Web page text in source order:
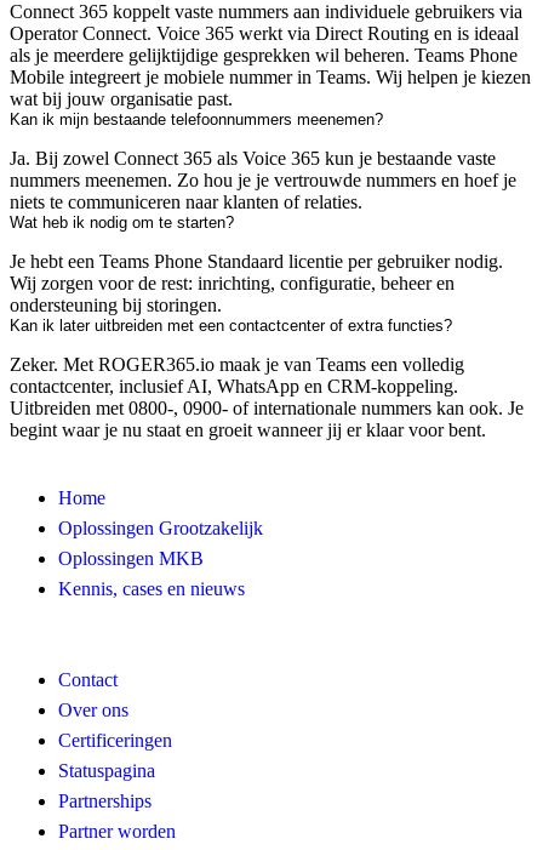
Connect 365 koppelt vaste nummers aan individuele gebruikers via
Operator Connect. Voice 365 werkt via Direct Routing en is ideaal
als je meerdere gelijktijdige gesprekken wil beheren. Teams Phone
Mobile integreert je mobiele nummer in Teams. Wij helpen je kiezen
wat bij jouw organisatie past.
Kan ik mijn bestaande telefoonnummers meenemen?
Ja. Bij zowel Connect 365 als Voice 365 kun je bestaande vaste
nummers meenemen. Zo hou je je vertrouwde nummers en hoef je
niets te communiceren naar klanten of relaties.
Wat heb ik nodig om te starten?
Je hebt een Teams Phone Standaard licentie per gebruiker nodig.
Wij zorgen voor de rest: inrichting, configuratie, beheer en
ondersteuning bij storingen.
Kan ik later uitbreiden met een contactcenter of extra functies?
Zeker. Met ROGER365.io maak je van Teams een volledig
contactcenter, inclusief AI, WhatsApp en CRM-koppeling.
Uitbreiden met 0800-, 0900- of internationale nummers kan ook. Je
begint waar je nu staat en groeit wanneer jij er klaar voor bent.
Home
Oplossingen Grootzakelijk
Oplossingen MKB
Kennis, cases en nieuws
Contact
Over ons
Certificeringen
Statuspagina
Partnerships
Partner worden